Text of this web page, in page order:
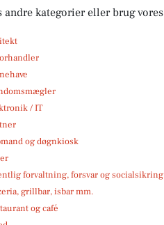
andre kategorier eller brug vores
/ IT
og døgnkiosk
forvaltning, forsvar og socialsikring
grillbar, isbar mm.
og café